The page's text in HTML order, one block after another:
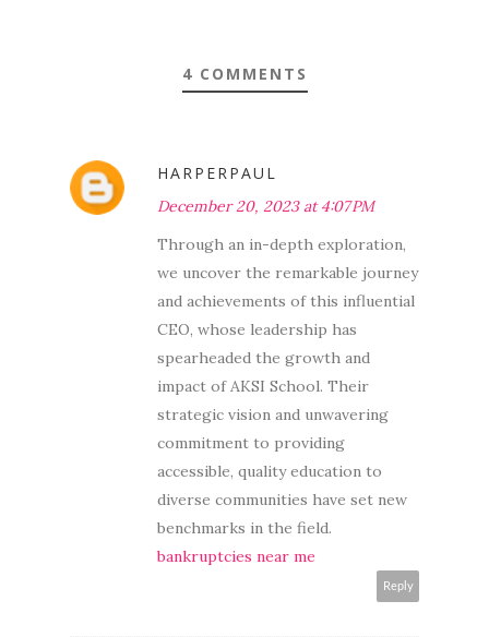
4 COMMENTS
HARPERPAUL
December 20, 2023 at 4:07 PM
Through an in-depth exploration,
we uncover the remarkable journey
and achievements of this influential
CEO, whose leadership has
spearheaded the growth and
impact of AKSI School. Their
strategic vision and unwavering
commitment to providing
accessible, quality education to
diverse communities have set new
benchmarks in the field.
bankruptcies near me
Reply